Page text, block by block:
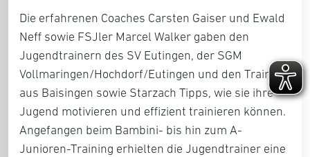
Die erfahrenen Coaches Carsten Gaiser und Ewald
Neff sowie FSJler Marcel Walker gaben den
Jugendtrainern des SV Eutingen, der SGM
Vollmaringen/Hochdorf/Eutingen und den Trainern
aus Baisingen sowie Starzach Tipps, wie sie ihre
Jugend motivieren und effizient trainieren können.
Angefangen beim Bambini- bis hin zum A-
Junioren-Training erhielten die Jugendtrainer eine